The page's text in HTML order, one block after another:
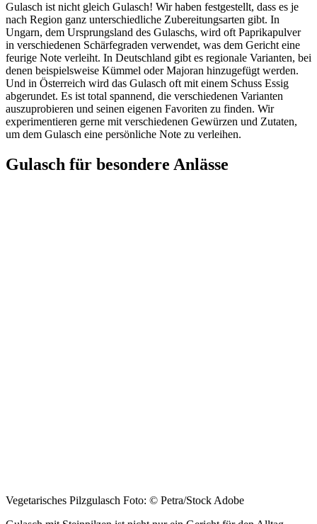
Gulasch ist nicht gleich Gulasch! Wir haben festgestellt, dass es je
nach Region ganz unterschiedliche Zubereitungsarten gibt. In
Ungarn, dem Ursprungsland des Gulaschs, wird oft Paprikapulver
in verschiedenen Schärfegraden verwendet, was dem Gericht eine
feurige Note verleiht. In Deutschland gibt es regionale Varianten, bei
denen beispielsweise Kümmel oder Majoran hinzugefügt werden.
Und in Österreich wird das Gulasch oft mit einem Schuss Essig
abgerundet. Es ist total spannend, die verschiedenen Varianten
auszuprobieren und seinen eigenen Favoriten zu finden. Wir
experimentieren gerne mit verschiedenen Gewürzen und Zutaten,
um dem Gulasch eine persönliche Note zu verleihen.
Gulasch für besondere Anlässe
Vegetarisches Pilzgulasch Foto: © Petra/Stock Adobe